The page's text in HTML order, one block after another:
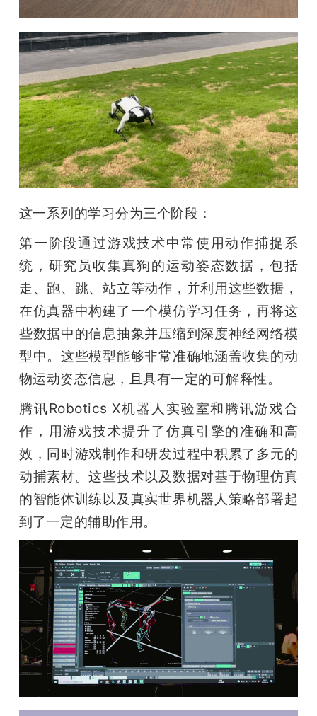
这一系列的学习分为三个阶段：
第一阶段通过游戏技术中常使用动作捕捉系
统，研究员收集真狗的运动姿态数据，包括
走、跑、跳、站立等动作，并利用这些数据，
在仿真器中构建了一个模仿学习任务，再将这
些数据中的信息抽象并压缩到深度神经网络模
型中。这些模型能够非常准确地涵盖收集的动
物运动姿态信息，且具有一定的可解释性。
腾讯Robotics X机器人实验室和腾讯游戏合
作，用游戏技术提升了仿真引擎的准确和高
效，同时游戏制作和研发过程中积累了多元的
动捕素材。这些技术以及数据对基于物理仿真
的智能体训练以及真实世界机器人策略部署起
到了一定的辅助作用。